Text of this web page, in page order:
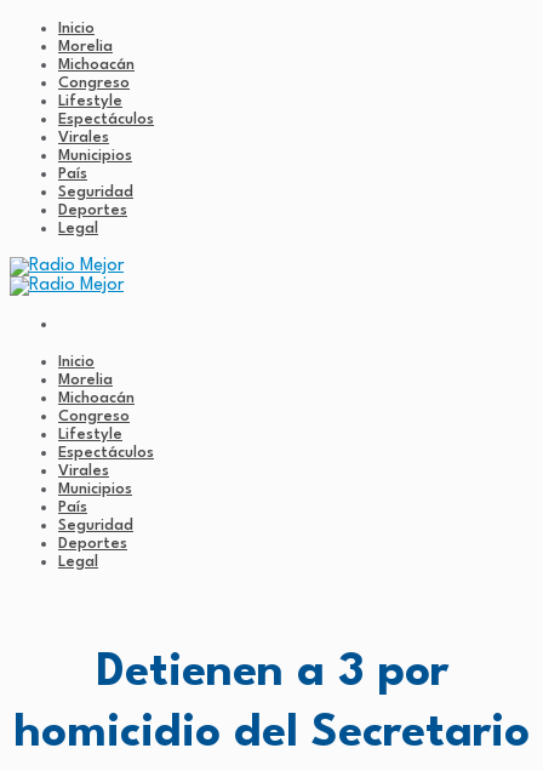
Inicio
Morelia
Michoacán
Congreso
Lifestyle
Espectáculos
Virales
Municipios
País
Seguridad
Deportes
Legal
Inicio
Morelia
Michoacán
Congreso
Lifestyle
Espectáculos
Virales
Municipios
País
Seguridad
Deportes
Legal
Detienen a 3 por
homicidio del Secretario